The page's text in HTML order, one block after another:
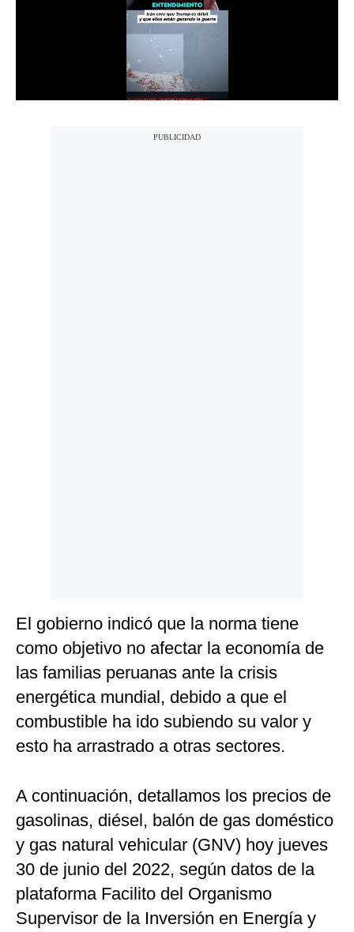
El gobierno indicó que la norma tiene
como objetivo no afectar la economía de
las familias peruanas ante la crisis
energética mundial, debido a que el
combustible ha ido subiendo su valor y
esto ha arrastrado a otras sectores.
A continuación, detallamos los precios de
gasolinas, diésel, balón de gas doméstico
y gas natural vehicular (GNV) hoy jueves
30 de junio del 2022, según datos de la
plataforma Facilito del Organismo
Supervisor de la Inversión en Energía y